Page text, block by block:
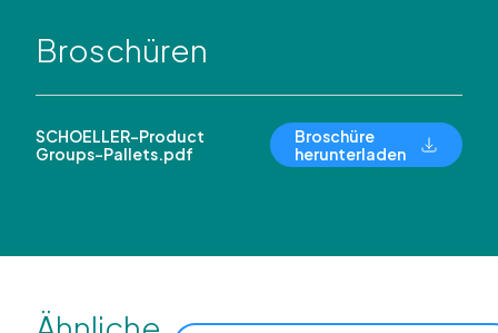
Broschüren
SCHOELLER-Product
Groups-Pallets.pdf
Broschüre
herunterladen